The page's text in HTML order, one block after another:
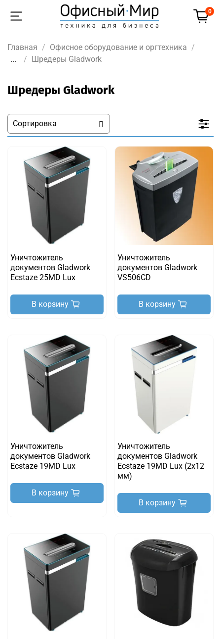
0
Главная
Офисное оборудование и оргтехника
...
Шредеры Gladwork
Шредеры Gladwork
Уничтожитель
документов Gladwork
Ecstaze 25MD Lux
В корзину
Уничтожитель
документов Gladwork
VS506CD
В корзину
Уничтожитель
документов Gladwork
Ecstaze 19MD Lux
В корзину
Уничтожитель
документов Gladwork
Ecstaze 19MD Lux (2х12
мм)
В корзину